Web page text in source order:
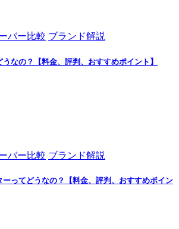
バー比較 ブランド解説
なの？【料金、評判、おすすめポイント】
バー比較 ブランド解説
ーってどうなの？【料金、評判、おすすめポイン